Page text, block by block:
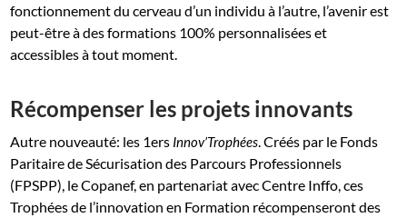
fonctionnement du cerveau d’un individu à l’autre, l’avenir est
peut-être à des formations 100% personnalisées et
accessibles à tout moment.
Récompenser les projets innovants
Autre nouveauté: les 1ers Innov’Trophées. Créés par le Fonds
Paritaire de Sécurisation des Parcours Professionnels
(FPSPP), le Copanef, en partenariat avec Centre Inffo, ces
Trophées de l’innovation en Formation récompenseront des